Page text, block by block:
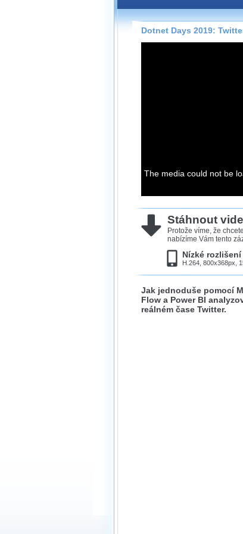
Záznamy na našem
přímo na stránce s
Silverlightpřehrávače.
neumožňuje, proto
ve formátu, který není
proto je ke stažení
Dotnet Days 2019:
The media could not be
Stáhnout
Protože víme, že
nabízíme Vám tento
Nízké rozlišení
H.264, 800x368px,
Jak jednoduše pomocí
Flow a Power BI
reálném čase Twitter.